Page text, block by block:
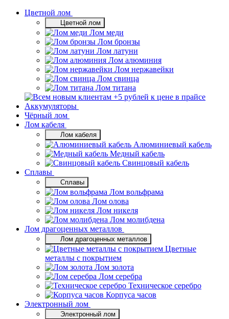
Цветной лом
Цветной лом
Лом меди
Лом бронзы
Лом латуни
Лом алюминия
Лом нержавейки
Лом свинца
Лом титана
Аккумуляторы
Чёрный лом
Лом кабеля
Лом кабеля
Алюминиевый кабель
Медный кабель
Свинцовый кабель
Сплавы
Сплавы
Лом вольфрама
Лом олова
Лом никеля
Лом молибдена
Лом драгоценных металлов
Лом драгоценных металлов
Цветные
металлы с покрытием
Лом золота
Лом серебра
Техническое серебро
Корпуса часов
Электронный лом
Электронный лом